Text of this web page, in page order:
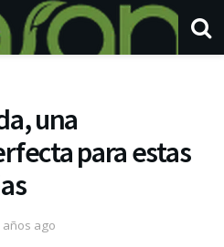
una
para estas
años ago